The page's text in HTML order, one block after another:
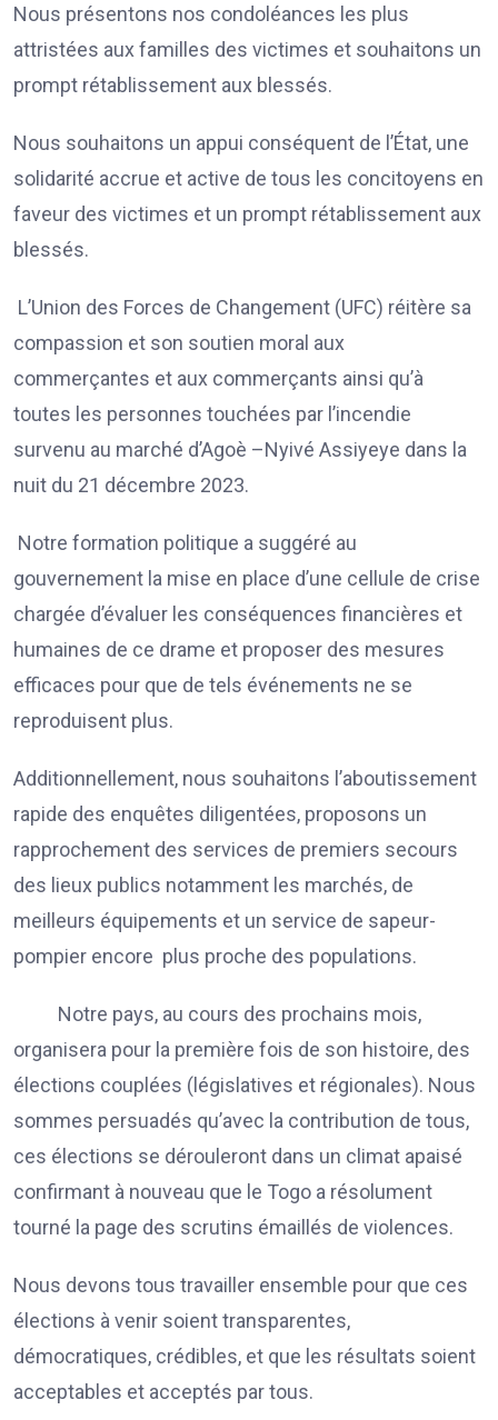
Nous présentons nos condoléances les plus
attristées aux familles des victimes et souhaitons un
prompt rétablissement aux blessés.
Nous souhaitons un appui conséquent de l’État, une
solidarité accrue et active de tous les concitoyens en
faveur des victimes et un prompt rétablissement aux
blessés.
L’Union des Forces de Changement (UFC) réitère sa
compassion et son soutien moral aux
commerçantes et aux commerçants ainsi qu’à
toutes les personnes touchées par l’incendie
survenu au marché d’Agoè –Nyivé Assiyeye dans la
nuit du 21 décembre 2023.
Notre formation politique a suggéré au
gouvernement la mise en place d’une cellule de crise
chargée d’évaluer les conséquences financières et
humaines de ce drame et proposer des mesures
efficaces pour que de tels événements ne se
reproduisent plus.
Additionnellement, nous souhaitons l’aboutissement
rapide des enquêtes diligentées, proposons un
rapprochement des services de premiers secours
des lieux publics notamment les marchés, de
meilleurs équipements et un service de sapeur-
pompier encore plus proche des populations.
Notre pays, au cours des prochains mois,
organisera pour la première fois de son histoire, des
élections couplées (législatives et régionales). Nous
sommes persuadés qu’avec la contribution de tous,
ces élections se dérouleront dans un climat apaisé
confirmant à nouveau que le Togo a résolument
tourné la page des scrutins émaillés de violences.
Nous devons tous travailler ensemble pour que ces
élections à venir soient transparentes,
démocratiques, crédibles, et que les résultats soient
acceptables et acceptés par tous.